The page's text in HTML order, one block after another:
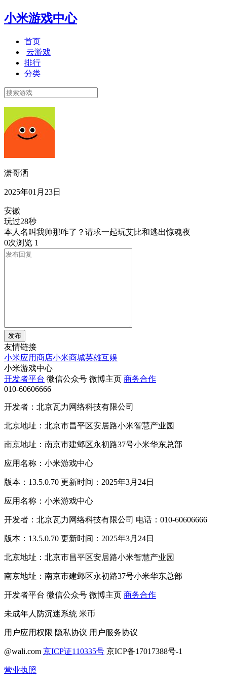
小米游戏中心
首页
云游戏
排行
分类
潇哥洒
2025年01月23日
安徽
玩过28秒
本人名叫我帅那咋了？请求一起玩艾比和逃出惊魂夜
0次浏览 1
发布
友情链接
小米应用商店小米商城英雄互娱
小米游戏中心
开发者平台 微信公众号 微博主页 商务合作
010-60606666
开发者：北京瓦力网络科技有限公司
北京地址：北京市昌平区安居路小米智慧产业园
南京地址：南京市建邺区永初路37号小米华东总部
应用名称：小米游戏中心
版本：13.5.0.70 更新时间：2025年3月24日
应用名称：小米游戏中心
开发者：北京瓦力网络科技有限公司 电话：010-60606666
版本：13.5.0.70 更新时间：2025年3月24日
北京地址：北京市昌平区安居路小米智慧产业园
南京地址：南京市建邺区永初路37号小米华东总部
开发者平台 微信公众号 微博主页 商务合作
未成年人防沉迷系统 米币
用户应用权限 隐私协议 用户服务协议
@wali.com 京ICP证110335号 京ICP备17017388号-1
营业执照